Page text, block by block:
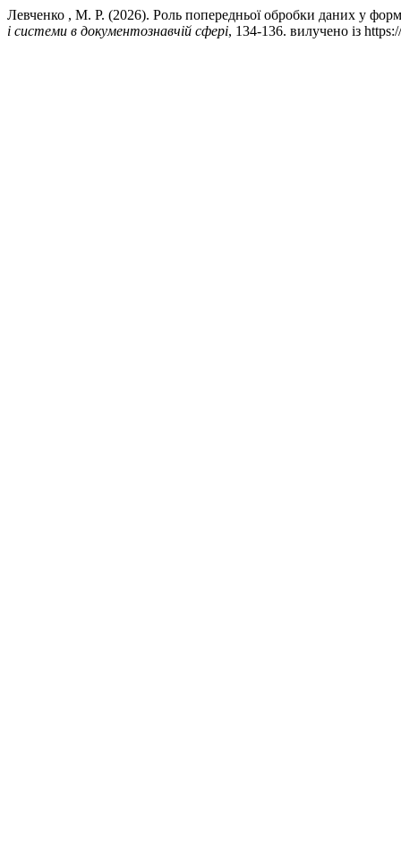
Левченко , М. Р. (2026). Роль попередньої обробки даних у
і системи в документознавчій сфері, 134-136. вилучено із